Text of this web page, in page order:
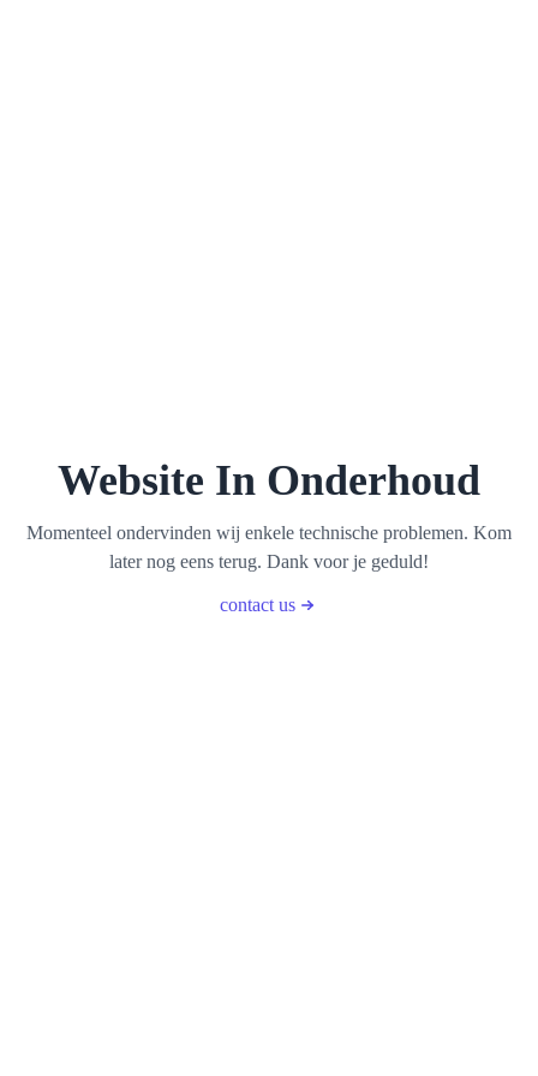
Website In Onderhoud
Momenteel ondervinden wij enkele technische problemen. Kom
later nog eens terug. Dank voor je geduld!
contact us